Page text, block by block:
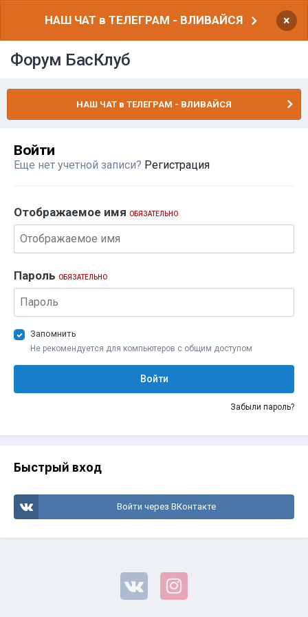
НАШ ЧАТ в ТЕЛЕГРАМ - ВЛИВАЙСЯ ×
Форум БасКлуб
НАШ ЧАТ в ТЕЛЕГРАМ - ВЛИВАЙСЯ
Войти
Еще нет учетной записи? Регистрация
Отображаемое имя ОБЯЗАТЕЛЬНО
Пароль ОБЯЗАТЕЛЬНО
Запомнить
Не рекомендуется для компьютеров с общим доступом
Войти
Забыли пароль?
Быстрый вход
Войти через ВКонтакте